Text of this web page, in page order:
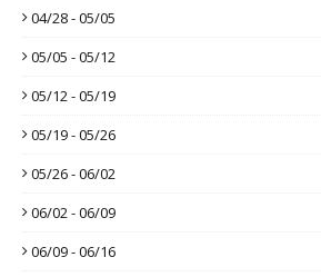
04/28 - 05/05
05/05 - 05/12
05/12 - 05/19
05/19 - 05/26
05/26 - 06/02
06/02 - 06/09
06/09 - 06/16